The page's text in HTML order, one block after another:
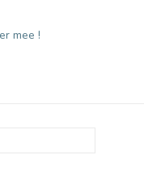
mee !